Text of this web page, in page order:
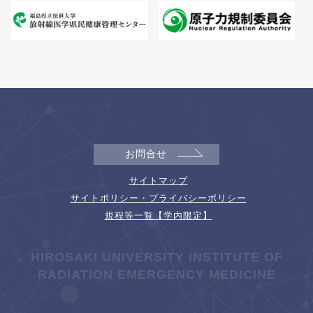
お問合せ
サイトマップ
サイトポリシー・プライバシーポリシー
規程等一覧【学内限定】
HIROSAKI UNIVERSITY INSTITUTE OF
RADIATION EMERGENCY MEDICINE